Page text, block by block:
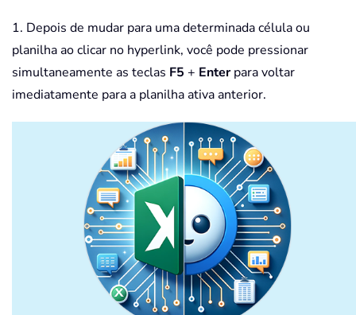
1. Depois de mudar para uma determinada célula ou
planilha ao clicar no hyperlink, você pode pressionar
simultaneamente as teclas F5 + Enterpara voltar
imediatamente para a planilha ativa anterior.